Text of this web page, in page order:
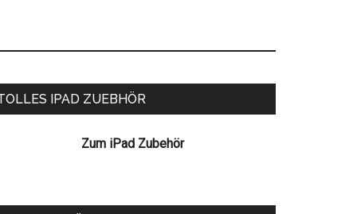
IPAD ZUEBHÖR
Zum iPad Zubehör